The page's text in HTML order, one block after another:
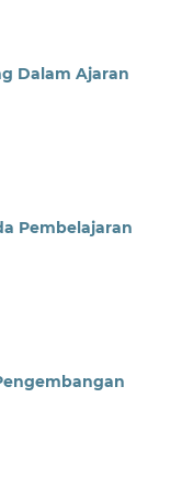
Dalam Ajaran
Pembelajaran